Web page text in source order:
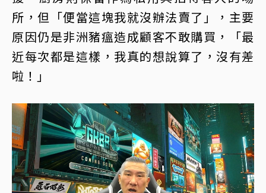
所，但「便當這塊我就沒辦法賣了」，主要
原因仍是非洲豬瘟造成顧客不敢購買，「最
近每次都是這樣，我真的想說算了，沒有差
啦！」